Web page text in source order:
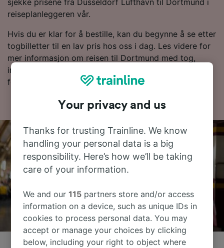
reiseplanleggeren vår.
Hvis du er klar for å bestille, kan du begynne å se etter
togbilletter til en lav pris hos oss i dag. Les videre for
mer informasjon om reisen til Dortmund med tog,
inkludert rutetabellen vår, hvor du kan se dagens
første og siste tog.
Your privacy and us
Thanks for trusting Trainline. We know
handling your personal data is a big
responsibility. Here’s how we’ll be taking
care of your information.
We and our115 partners store and/or access
information on a device, such as unique IDs in
cookies to process personal data. You may
accept or manage your choices by clicking
below, including your right to object where